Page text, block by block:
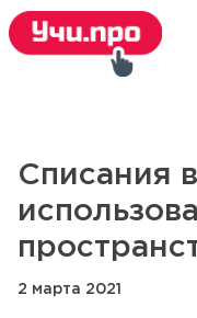
Списания
2 марта 2021